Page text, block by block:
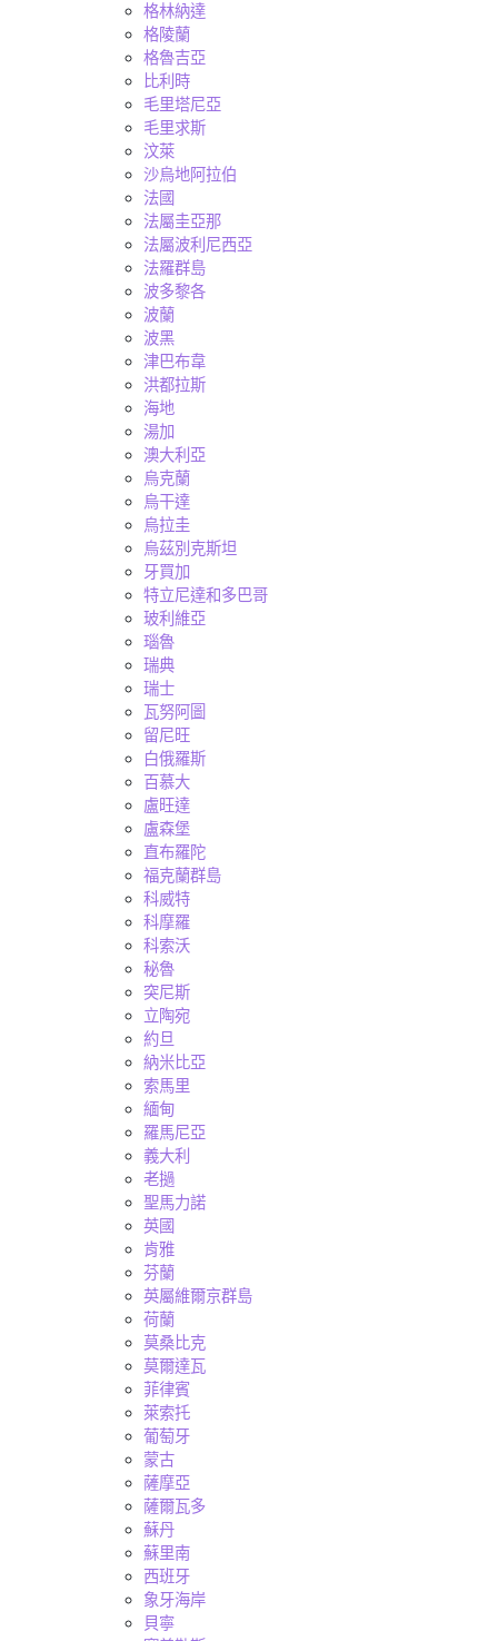
格林納達
格陵蘭
格魯吉亞
比利時
毛里塔尼亞
毛里求斯
汶萊
沙烏地阿拉伯
法國
法屬圭亞那
法屬波利尼西亞
法羅群島
波多黎各
波蘭
波黑
津巴布韋
洪都拉斯
海地
湯加
澳大利亞
烏克蘭
烏干達
烏拉圭
烏茲別克斯坦
牙買加
特立尼達和多巴哥
玻利維亞
瑙魯
瑞典
瑞士
瓦努阿圖
留尼旺
白俄羅斯
百慕大
盧旺達
盧森堡
直布羅陀
福克蘭群島
科威特
科摩羅
科索沃
秘魯
突尼斯
立陶宛
約旦
納米比亞
索馬里
緬甸
羅馬尼亞
義大利
老撾
聖馬力諾
英國
肯雅
芬蘭
英屬維爾京群島
荷蘭
莫桑比克
莫爾達瓦
菲律賓
萊索托
葡萄牙
蒙古
薩摩亞
薩爾瓦多
蘇丹
蘇里南
西班牙
象牙海岸
貝寧